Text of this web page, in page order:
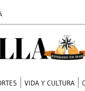
VIDA Y CULTURA